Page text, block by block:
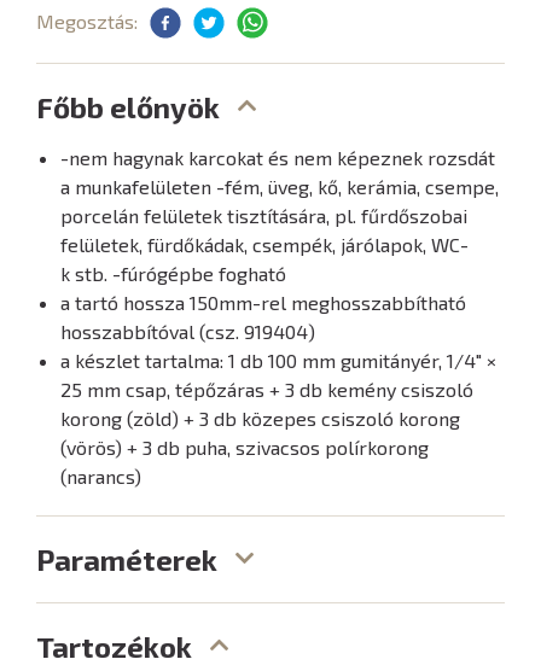
Megosztás:
Főbb előnyök
-nem hagynak karcokat és nem képeznek rozsdát
a munkafelületen -fém, üveg, kő, kerámia, csempe,
porcelán felületek tisztítására, pl. fűrdőszobai
felületek, fürdőkádak, csempék, járólapok, WC-
k stb. -fúrógépbe fogható
a tartó hossza 150mm-rel meghosszabbítható
hosszabbítóval (csz. 919404)
a készlet tartalma: 1 db 100 mm gumitányér, 1/4" ×
25 mm csap, tépőzáras + 3 db kemény csiszoló
korong (zöld) + 3 db közepes csiszoló korong
(vörös) + 3 db puha, szivacsos polírkorong
(narancs)
Paraméterek
Tartozékok